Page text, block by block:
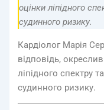
оцінки ліпідного
судинного ризику.
Кардіолог Марія
відповідь,
ліпідного спектру
судинного ризику.